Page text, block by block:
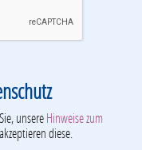
unsere Hinweise zum
diese.